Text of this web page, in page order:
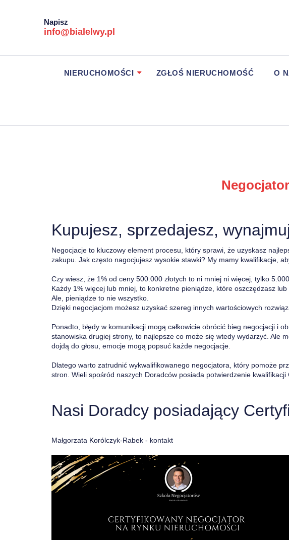
Napisz
info@bialelwy.pl
NIERUCHOMOŚCI ZGŁOŚ NIERUCHOMOŚĆ O
Kupujesz, sprzedajesz,
Negocjacje to kluczowy element procesu, który sprawi, że uzyskasz
zakupu. Jak często nagocjujesz wysokie stawki? My mamy kwalifikacje,
Czy wiesz, że 1% od ceny 500.000 złotych to ni mniej ni więcej, tylko 5.000
Każdy 1% więcej lub mniej, to konkretne pieniądze, które oszczędzasz lub
Ale, pieniądze to nie wszystko.
Dzięki negocjacjom możesz uzyskać szereg innych wartościowych
Ponadto, błędy w komunikacji mogą całkowicie obrócić bieg negocjacji i
stanowiska drugiej strony, to najlepsze co może się wtedy wydarzyć. Ale
dojdą do głosu, emocje mogą popsuć każde negocjacje.
Dlatego warto zatrudnić wykwalifikowanego negocjatora, który pomoże
stron. Wieli spośród naszych Doradców posiada potwierdzenie
Nasi Doradcy posiadający
Małgorzata Korólczyk-Rabek - kontakt